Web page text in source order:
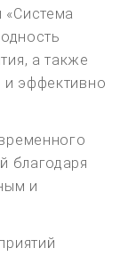
а также
и эффективно
благодаря
и